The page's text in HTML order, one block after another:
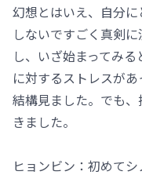
幻想とはいえ、自分
しないですごく真剣
し、いざ始まってみ
に対するストレスが
結構見ました。でも
きました。
ヒョンビン：初めて